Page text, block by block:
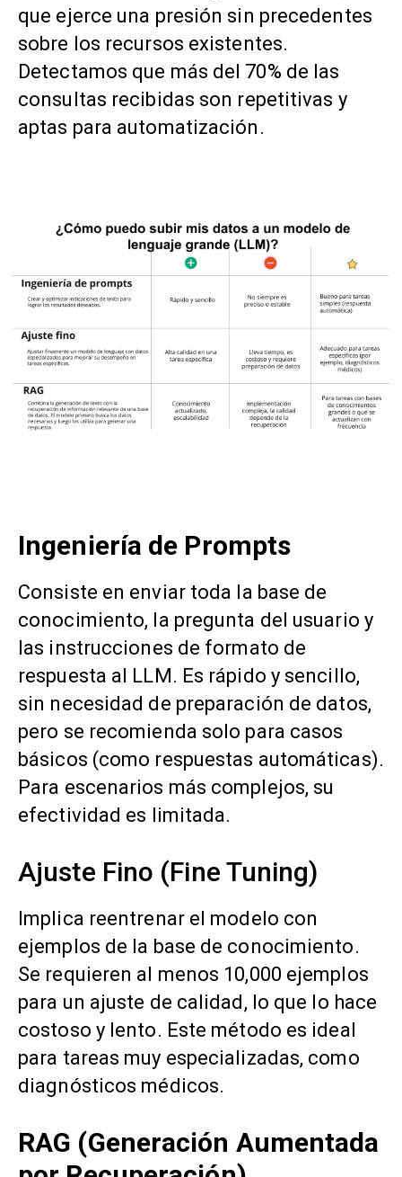
que ejerce una presión sin precedentes
sobre los recursos existentes.
Detectamos que más del 70% de las
consultas recibidas son repetitivas y
aptas para automatización.
Ingeniería de Prompts
Consiste en enviar toda la base de
conocimiento, la pregunta del usuario y
las instrucciones de formato de
respuesta al LLM. Es rápido y sencillo,
sin necesidad de preparación de datos,
pero se recomienda solo para casos
básicos (como respuestas automáticas).
Para escenarios más complejos, su
efectividad es limitada.
Ajuste Fino (Fine Tuning)
Implica reentrenar el modelo con
ejemplos de la base de conocimiento.
Se requieren al menos 10,000 ejemplos
para un ajuste de calidad, lo que lo hace
costoso y lento. Este método es ideal
para tareas muy especializadas, como
diagnósticos médicos.
RAG (Generación Aumentada